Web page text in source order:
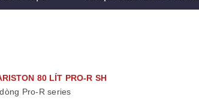
80 LÍT PRO-R SH